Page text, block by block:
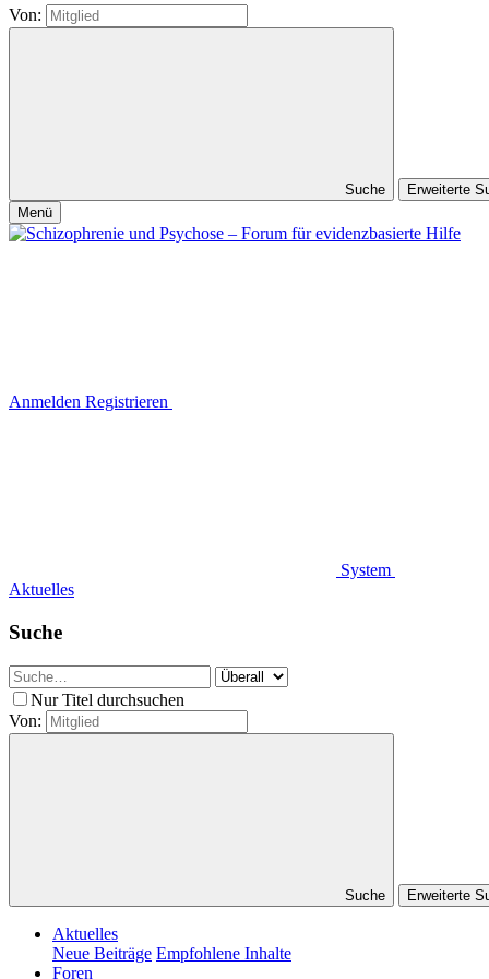
Von:
Suche
Erweiterte
Menü
Anmelden Registrieren
System
Aktuelles
Suche
Nur Titel durchsuchen
Von:
Suche Erweiterte
Aktuelles
Neue Beiträge Empfohlene Inhalte
Foren